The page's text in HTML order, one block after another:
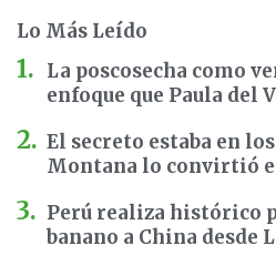
Lo Más Leído
La poscosecha como
enfoque que Paula del
El secreto estaba en
Montana lo convirtió
Perú realiza histórico
banano a China desde